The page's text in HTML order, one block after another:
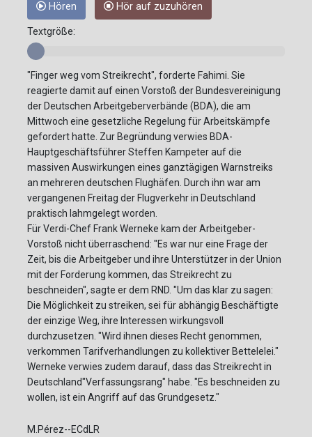
Hören Hör auf zuzuhören
Textgröße:
"Finger weg vom Streikrecht", forderte Fahimi. Sie
reagierte damit auf einen Vorstoß der Bundesvereinigung
der Deutschen Arbeitgeberverbände (BDA), die am
Mittwoch eine gesetzliche Regelung für Arbeitskämpfe
gefordert hatte. Zur Begründung verwies BDA-
Hauptgeschäftsführer Steffen Kampeter auf die
massiven Auswirkungen eines ganztägigen Warnstreiks
an mehreren deutschen Flughäfen. Durch ihn war am
vergangenen Freitag der Flugverkehr in Deutschland
praktisch lahmgelegt worden.
Für Verdi-Chef Frank Werneke kam der Arbeitgeber-
Vorstoß nicht überraschend: "Es war nur eine Frage der
Zeit, bis die Arbeitgeber und ihre Unterstützer in der Union
mit der Forderung kommen, das Streikrecht zu
beschneiden", sagte er dem RND. "Um das klar zu sagen:
Die Möglichkeit zu streiken, sei für abhängig Beschäftigte
der einzige Weg, ihre Interessen wirkungsvoll
durchzusetzen. "Wird ihnen dieses Recht genommen,
verkommen Tarifverhandlungen zu kollektiver Bettelelei."
Werneke verwies zudem darauf, dass das Streikrecht in
Deutschland"Verfassungsrang" habe. "Es beschneiden zu
wollen, ist ein Angriff auf das Grundgesetz."
M.Pérez--ECdLR